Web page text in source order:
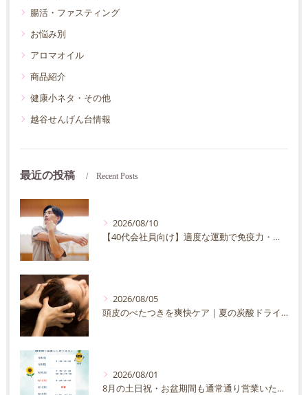
腸活・ファスティング
お悩み別
アロマオイル
商品紹介
健康小ネタ・その他
越谷せんげん台情報
最近の投稿 Recent Posts
2026/08/10
【40代会社員向け】適度な運動で免疫力・抵抗力の向上を目指す方法｜忙しくても続く運動習慣
2026/08/05
頭皮のべたつきを爽快ケア｜夏の炭酸ドライヘッドスパ完全ガイド
2026/08/01
8月の土日祝・お盆期間も通常通り営業いたします